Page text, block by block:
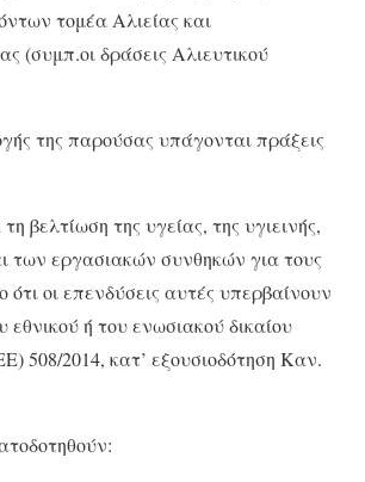
τομέα Αλιείας και
(συμπ.οι δράσεις Αλιευτικού
της παρούσας υπάγονται πράξεις
βελτίωση της υγείας, της υγιεινής,
των εργασιακών συνθηκών για τους
ότι οι επενδύσεις αυτές υπερβαίνουν
εθνικού ή του ενωσιακού δικαίου
508/2014, κατ’ εξουσιοδότηση Καν.